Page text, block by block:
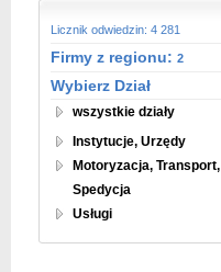
Licznik odwiedzin: 4 281
Firmy z regionu: 2
Wybierz Dział
wszystkie działy
Instytucje, Urzędy
Motoryzacja, Transport,
Spedycja
Usługi